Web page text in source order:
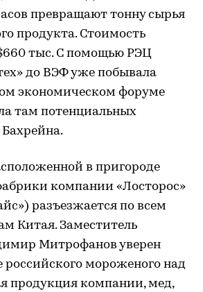
превращают тонну сырья
продукта. Стоимость
тыс. С помощью РЭЦ
до ВЭФ уже побывала
экономическом форуме
там потенциальных
в пригороде
компании «Лосторос»
разъезжается по всем
Китая. Заместитель
Митрофанов уверен
российского мороженого над
продукция компании, мед,